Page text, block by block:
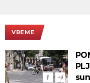
VREME